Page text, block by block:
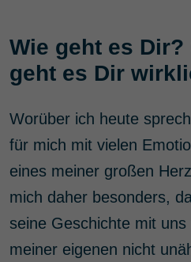
Wie geht es
geht es Dir
Worüber ich heute
für mich mit vielen
eines meiner großen
mich daher besonders,
seine Geschichte mit
meiner eigenen nicht